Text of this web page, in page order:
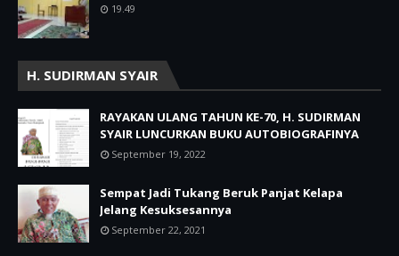
19.49
H. SUDIRMAN SYAIR
RAYAKAN ULANG TAHUN KE-70, H. SUDIRMAN
SYAIR LUNCURKAN BUKU AUTOBIOGRAFINYA
September 19, 2022
Sempat Jadi Tukang Beruk Panjat Kelapa
Jelang Kesuksesannya
September 22, 2021